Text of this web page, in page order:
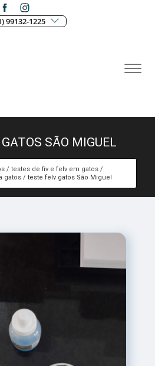
99132-1225
SÃO MIGUEL
testes de fiv e felv em gatos
gatos
teste felv gatos São Miguel